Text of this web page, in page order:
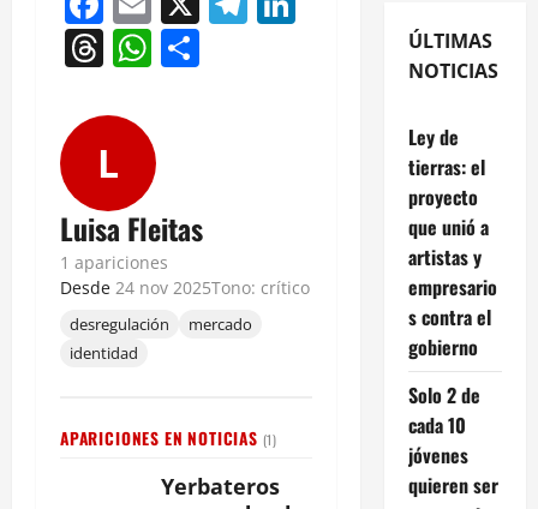
Threads
WhatsApp
L
Luisa Fleitas
1 apariciones
Desde 24 nov 2025Tono: crítico
desregulación
mercado
identidad
APARICIONES EN NOTICIAS (1)
Yerbateros
ÚLTIMAS
NOTICIAS
Ley de
tierras: el
proyecto
que unió a
artistas y
empresario
s contra el
gobierno
Solo 2 de
cada 10
jóvenes
quieren ser